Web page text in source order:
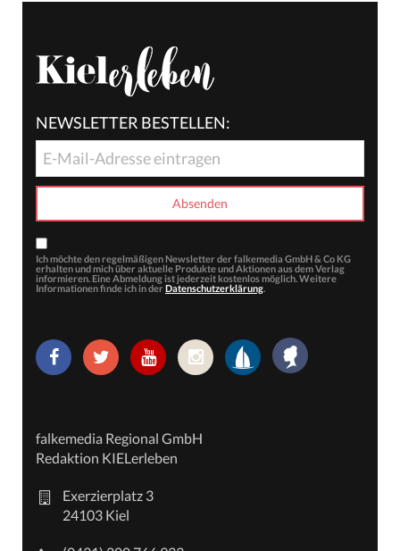
NEWSLETTER BESTELLEN:
Ich möchte den regelmäßigen Newsletter der falkemedia GmbH & Co KG
erhalten und mich über aktuelle Produkte und Aktionen aus dem Verlag
informieren. Eine Abmeldung ist jederzeit kostenlos möglich. Weitere
Informationen finde ich in der Datenschutzerklärung.
falkemedia Regional GmbH
Redaktion KIELerleben
Exerzierplatz 3
24103 Kiel